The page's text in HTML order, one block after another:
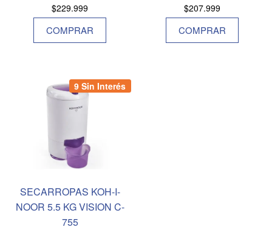
$229.999
COMPRAR
$207.999
COMPRAR
9 Sin Interés
SECARROPAS KOH-I-
NOOR 5.5 KG VISION C-
755